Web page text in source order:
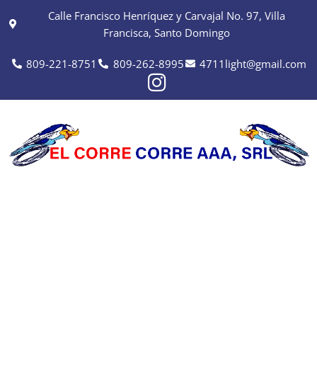
Calle Francisco Henríquez y Carvajal No. 97, Villa
Francisca, Santo Domingo
809-221-8751 809-262-8995 4711light@gmail.com